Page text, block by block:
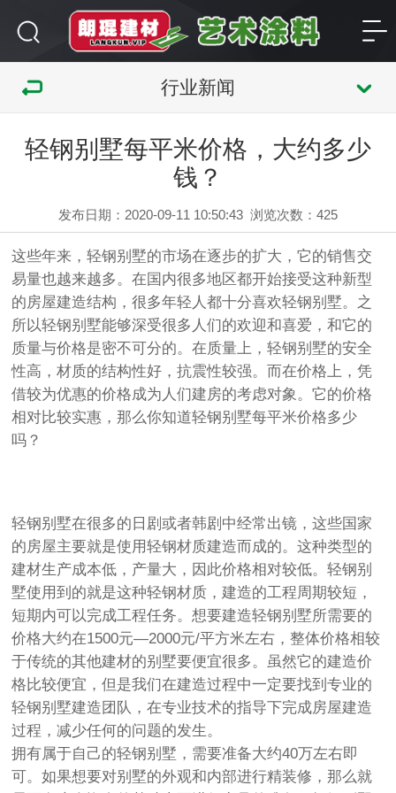
行业新闻
轻钢别墅每平米价格，大约多少
钱？
发布日期：2020-09-11 10:50:43 浏览次数：425
这些年来，轻钢别墅的市场在逐步的扩大，它的销售交
易量也越来越多。在国内很多地区都开始接受这种新型
的房屋建造结构，很多年轻人都十分喜欢轻钢别墅。之
所以轻钢别墅能够深受很多人们的欢迎和喜爱，和它的
质量与价格是密不可分的。在质量上，轻钢别墅的安全
性高，材质的结构性好，抗震性较强。而在价格上，凭
借较为优惠的价格成为人们建房的考虑对象。它的价格
相对比较实惠，那么你知道轻钢别墅每平米价格多少
吗？
轻钢别墅在很多的日剧或者韩剧中经常出镜，这些国家
的房屋主要就是使用轻钢材质建造而成的。这种类型的
建材生产成本低，产量大，因此价格相对较低。轻钢别
墅使用到的就是这种轻钢材质，建造的工程周期较短，
短期内可以完成工程任务。想要建造轻钢别墅所需要的
价格大约在1500元—2000元/平方米左右，整体价格相较
于传统的其他建材的别墅要便宜很多。虽然它的建造价
格比较便宜，但是我们在建造过程中一定要找到专业的
轻钢别墅建造团队，在专业技术的指导下完成房屋建造
过程，减少任何的问题的发生。
拥有属于自己的轻钢别墅，需要准备大约40万左右即
可。如果想要对别墅的外观和内部进行精装修，那么就